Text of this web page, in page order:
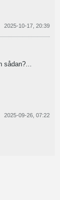
2025-10-17, 20:39
2025-09-26, 07:22